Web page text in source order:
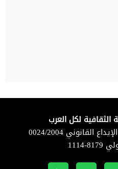
الثقافية لكل العرب
ملف الصحافة 02/2018 – الإيداع القانوني 0024/2004
1114